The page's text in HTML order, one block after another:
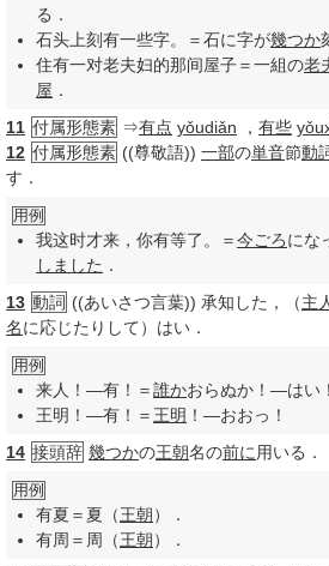
る．
石头上刻有一些字。＝石に字が幾つか
住有一对老夫妇的那间屋子＝一組の老
屋 ．
11 付属形態素 ⇒有点 yǒudiǎn ， 有些
12 付属形態素 ((尊敬語)) 一部の単音節動
す．
用例
我这时才来，你有等了。＝今ごろにな
しました ．
13 動詞 ((あいさつ言葉)) 承知した，（主
名に応じたりして）はい．
用例
来人！—有！＝誰かおらぬか！—はい！
王明！—有！＝ 王明 ！—おおっ！
14 接頭辞 幾つかの王朝名の前に 用いる．
用例
有夏＝夏（王朝）．
有周＝周（王朝）．